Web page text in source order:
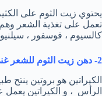
يحتوي زيت الثوم على
كالسيوم ، فوسفور ،
2- دهن زيت الثوم للشعر غني بالكيراتين :
الكيراتين هو بروتين ينتح
الرأس ، و الكيراتين